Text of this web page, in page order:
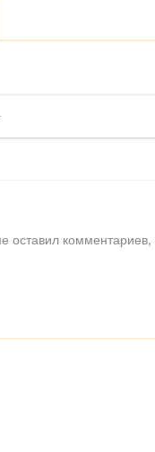
оставил комментариев,